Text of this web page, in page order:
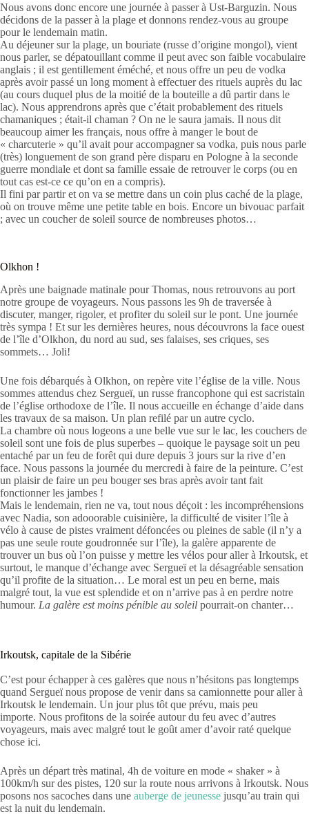
Nous avons donc encore une journée à passer à Ust-Barguzin. Nous
décidons de la passer à la plage et donnons rendez-vous au groupe
pour le lendemain matin.
Au déjeuner sur la plage, un bouriate (russe d’origine mongol), vient
nous parler, se dépatouillant comme il peut avec son faible vocabulaire
anglais ; il est gentillement éméché, et nous offre un peu de vodka
après avoir passé un long moment à effectuer des rituels auprès du lac
(au cours duquel plus de la moitié de la bouteille a dû partir dans le
lac). Nous apprendrons après que c’était probablement des rituels
chamaniques ; était-il chaman ? On ne le saura jamais. Il nous dit
beaucoup aimer les français, nous offre à manger le bout de
« charcuterie » qu’il avait pour accompagner sa vodka, puis nous parle
(très) longuement de son grand père disparu en Pologne à la seconde
guerre mondiale et dont sa famille essaie de retrouver le corps (ou en
tout cas est-ce ce qu’on en a compris).
Il fini par partir et on va se mettre dans un coin plus caché de la plage,
où on trouve même une petite table en bois. Encore un bivouac parfait
; avec un coucher de soleil source de nombreuses photos…
Olkhon !
Après une baignade matinale pour Thomas, nous retrouvons au port
notre groupe de voyageurs. Nous passons les 9h de traversée à
discuter, manger, rigoler, et profiter du soleil sur le pont. Une journée
très sympa ! Et sur les dernières heures, nous découvrons la face ouest
de l’île d’Olkhon, du nord au sud, ses falaises, ses criques, ses
sommets… Joli!
Une fois débarqués à Olkhon, on repère vite l’église de la ville. Nous
sommes attendus chez Sergueï, un russe francophone qui est sacristain
de l’église orthodoxe de l’île. Il nous accueille en échange d’aide dans
les travaux de sa maison. Un plan refilé par un autre cyclo.
La chambre où nous logeons a une belle vue sur le lac, les couchers de
soleil sont une fois de plus superbes – quoique le paysage soit un peu
entaché par un feu de forêt qui dure depuis 3 jours sur la rive d’en
face. Nous passons la journée du mercredi à faire de la peinture. C’est
un plaisir de faire un peu bouger ses bras après avoir tant fait
fonctionner les jambes !
Mais le lendemain, rien ne va, tout nous déçoit : les incompréhensions
avec Nadia, son adooorable cuisinière, la difficulté de visiter l’île à
vélo à cause de pistes vraiment défoncées ou pleines de sable (il n’y a
pas une seule route goudronnée sur l’île), la galère apparente de
trouver un bus où l’on puisse y mettre les vélos pour aller à Irkoutsk, et
surtout, le manque d’échange avec Sergueï et la désagréable sensation
qu’il profite de la situation… Le moral est un peu en berne, mais
malgré tout, la vue est splendide et on n’arrive pas à en perdre notre
humour. La galère est moins pénible au soleil pourrait-on chanter…
Irkoutsk, capitale de la Sibérie
C’est pour échapper à ces galères que nous n’hésitons pas longtemps
quand Sergueï nous propose de venir dans sa camionnette pour aller à
Irkoutsk le lendemain. Un jour plus tôt que prévu, mais peu
importe. Nous profitons de la soirée autour du feu avec d’autres
voyageurs, mais avec malgré tout le goût amer d’avoir raté quelque
chose ici.
Après un départ très matinal, 4h de voiture en mode « shaker » à
100km/h sur des pistes, 120 sur la route nous arrivons à Irkoutsk. Nous
posons nos sacoches dans une auberge de jeunesse jusqu’au train qui
est la nuit du lendemain.